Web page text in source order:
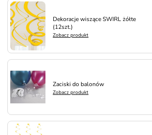
Dekoracje wiszące SWIRL żółte
(12szt.)
Zobacz produkt
Zaciski do balonów
Zobacz produkt